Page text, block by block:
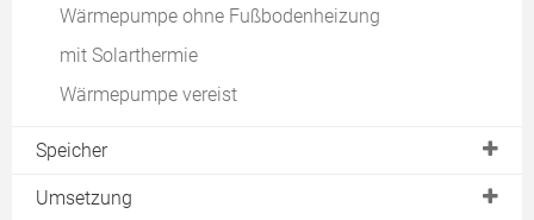
Wärmepumpe mieten
EVU Sperre
SG-Ready
Wärmepumpe ohne Fußbodenheizung
mit Solarthermie
Wärmepumpe vereist
Speicher
Warmwasserspeicher
Umsetzung